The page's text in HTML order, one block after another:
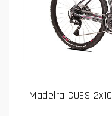
Madeira CUES 2x10